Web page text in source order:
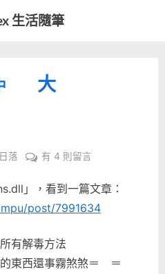
生活隨筆
重
型
小。
大
字
型
大
By
日落
在
章
被
複
製〉
有 4 則留言
」，看到一篇文章：
post/7991634
有解毒方法
東西還事霧煞煞＝ ＝